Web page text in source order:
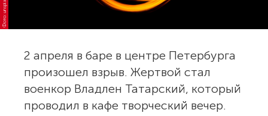
2 апреля в баре в центре Петербурга
произошел взрыв. Жертвой стал
военкор Владлен Татарский, который
проводил в кафе творческий вечер.